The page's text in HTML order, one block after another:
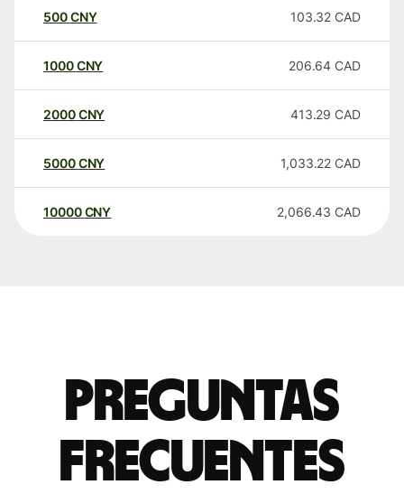
500CNY 103.32 CAD
1000CNY 206.64 CAD
2000CNY 413.29 CAD
5000CNY 1,033.22 CAD
10000 CNY 2,066.43 CAD
Preguntas
frecuentes